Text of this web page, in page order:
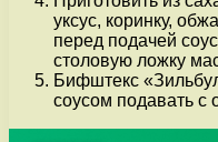
уксус, коринку,
перед подачей
столовую ложку
Бифштекс
соусом подавать